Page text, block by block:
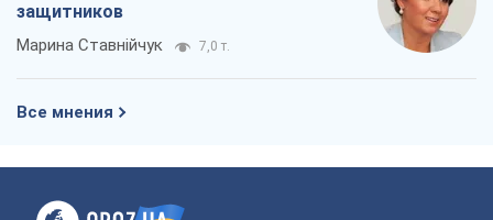
защитников
Марина Ставнійчук 7,0 т.
Все мнения